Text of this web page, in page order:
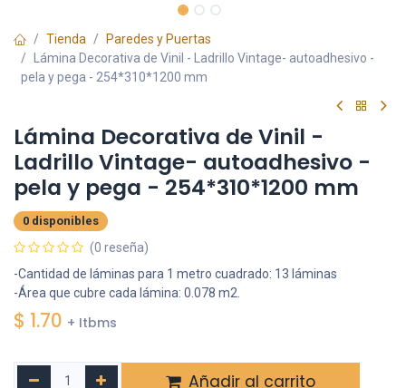
Tienda
Paredes y Puertas
Lámina Decorativa de Vinil - Ladrillo Vintage- autoadhesivo -
pela y pega - 254*310*1200 mm
Lámina Decorativa de Vinil -
Ladrillo Vintage- autoadhesivo -
pela y pega - 254*310*1200 mm
0 disponibles
(0 reseña)
-Cantidad de láminas para 1 metro cuadrado: 13 láminas
-Área que cubre cada lámina: 0.078 m2.
$ 1.70 + Itbms
Añadir al carrito